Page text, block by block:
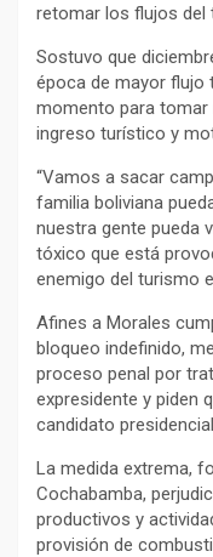
retomar los flujos del
Sostuvo que
época de mayor flujo
momento para tomar
ingreso turístico y
“Vamos a sacar
familia boliviana
nuestra gente pueda
tóxico que está
enemigo del turismo
Afines a Morales
bloqueo indefinido,
proceso penal por
expresidente y piden
candidato
La medida extrema,
Cochabamba,
productivos y
provisión de